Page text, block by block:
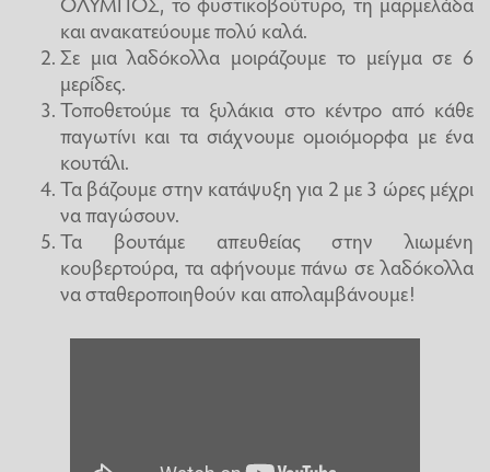
και ανακατεύουμε πολύ καλά.
Σε μια λαδόκολλα μοιράζουμε το μείγμα σε 6
μερίδες.
Τοποθετούμε τα ξυλάκια στο κέντρο από κάθε
παγωτίνι και τα σιάχνουμε ομοιόμορφα με ένα
κουτάλι.
Τα βάζουμε στην κατάψυξη για 2 με 3 ώρες μέχρι
να παγώσουν.
Τα βουτάμε απευθείας στην λιωμένη
κουβερτούρα, τα αφήνουμε πάνω σε λαδόκολλα
να σταθεροποιηθούν και απολαμβάνουμε!